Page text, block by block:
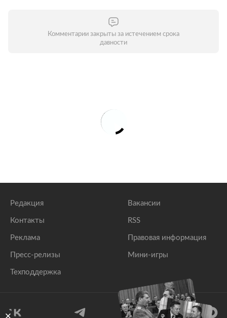
Комментарии закрыты за истечением срока
давности
Редакция
Контакты
Реклама
Пресс-релизы
Техподдержка
Вакансии
RSS
Правовая информация
Мини-игры